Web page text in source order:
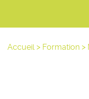
Accueil> Formation >